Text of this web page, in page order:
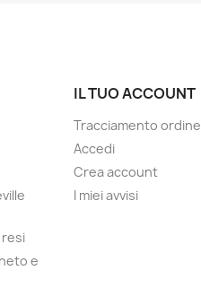
e
IL TUO ACCOUNT
Tracciamento ordine
Accedi
Crea account
I miei avvisi